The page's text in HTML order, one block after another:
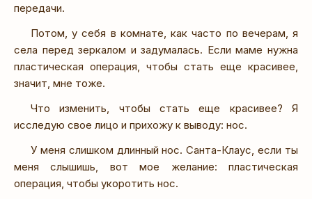
передачи.
Потом, у себя в комнате, как часто по вечерам, я
села перед зеркалом и задумалась. Если маме нужна
пластическая операция, чтобы стать еще красивее,
значит, мне тоже.
Что изменить, чтобы стать еще красивее? Я
исследую свое лицо и прихожу к выводу: нос.
У меня слишком длинный нос. Санта-Клаус, если ты
меня слышишь, вот мое желание: пластическая
операция, чтобы укоротить нос.